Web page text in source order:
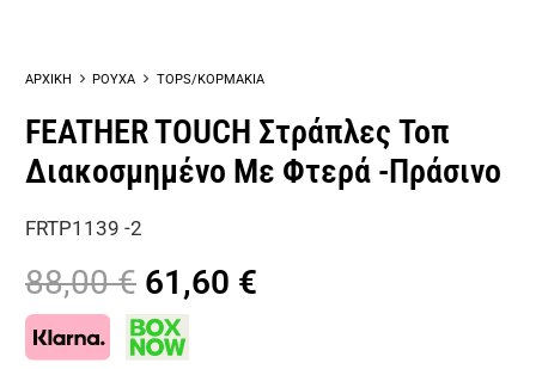
ΑΡΧΙΚΗ ΡΟΥΧΑ TOPS/ΚΟΡΜΑΚΙΑ
FEATHER TOUCH Στράπλες Τοπ
Διακοσμημένο Με Φτερά -Πράσινο
FRTP1139 -2
88,00€ Original
price
was:
61,60 €